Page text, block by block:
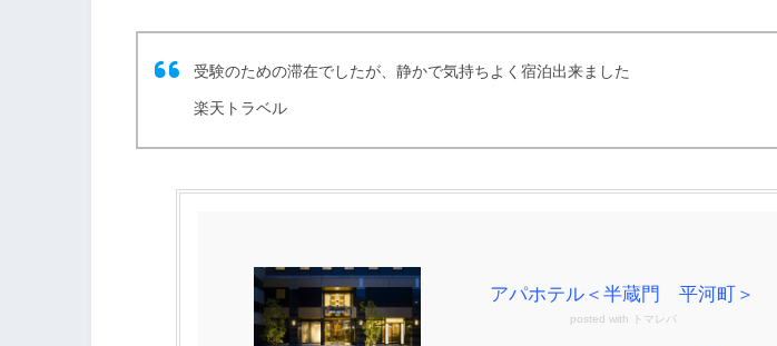
受験のための滞在でしたが、静かで気持ちよく宿泊出来ました
楽天トラベル
アパホテル＜半蔵門 平河町＞
posted with トマレバ